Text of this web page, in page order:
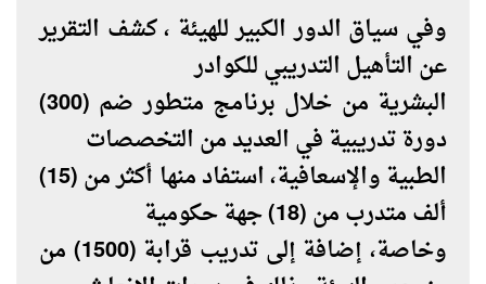
وفي سياق الدور الكبير للهيئة ، كشف التقرير
عن التأهيل التدريبي للكوادر
البشرية من خلال برنامج متطور ضم (300)
دورة تدريبية في العديد من التخصصات
الطبية والإسعافية، استفاد منها أكثر من (15)
ألف متدرب من (18) جهة حكومية
وخاصة، إضافة إلى تدريب قرابة (1500) من